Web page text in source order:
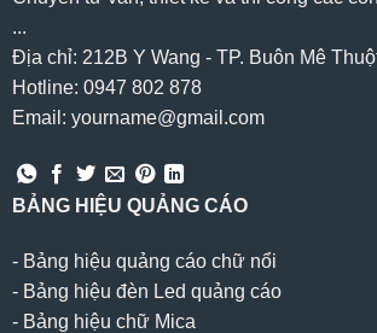
...
Địa chỉ: 212B Y Wang - TP. Buôn Mê
Hotline: 0947 802 878
Email: yourname@gmail.com
BẢNG HIỆU QUẢNG CÁO
- Bảng hiệu quảng cáo chữ nổi
- Bảng hiệu đèn Led quảng cáo
- Bảng hiệu chữ Mica